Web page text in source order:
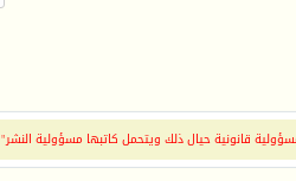
قانونية حيال ذلك ويتحمل كاتبها مسؤولية النشر"